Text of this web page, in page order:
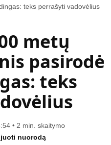
Temos
Kulinarija
Technologijos
Gyvenimo būdas
Vasaros mada
Tėvai ir vaikai
Informacija
teks perrašyti vadovėlius
metų
pasirodė
teks
• 2 min. skaitymo
nuorodą